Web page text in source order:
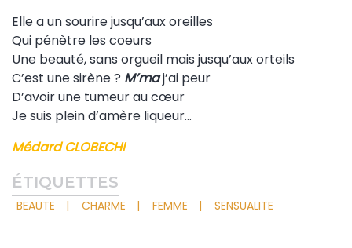
Elle a un sourire jusqu’aux oreilles
Qui pénètre les coeurs
Une beauté, sans orgueil mais jusqu’aux orteils
C’est une sirène ? M’maj’ai peur
D’avoir une tumeur au cœur
Je suis plein d’amère liqueur…
Médard CLOBECHI
ÉTIQUETTES
BEAUTE CHARME FEMME SENSUALITE